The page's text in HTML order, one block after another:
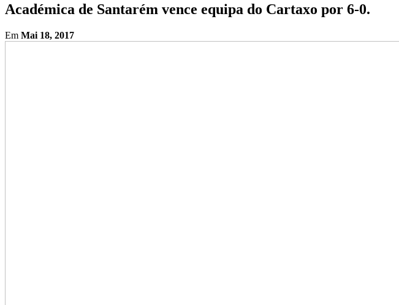
Académica de Santarém vence equipa do Cartaxo por 6-0.
Em Mai 18, 2017